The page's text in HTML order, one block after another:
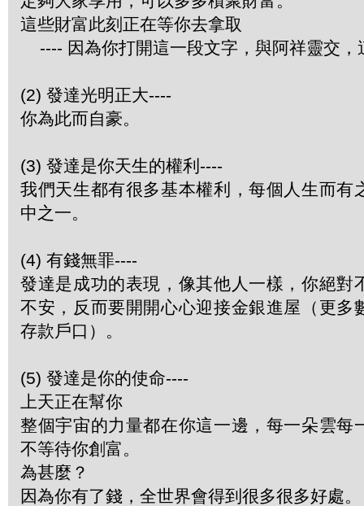
這些財富此刻正在等你去拿取
---- 因為你打開這一段文字，與阿祥靈交，
(2) 發達光明正大----
你為此而自豪。
(3) 發達是你天生的權利----
我們天生都有很多基本權利，每個人生而有
中之一。
(4) 有錢無罪----
發達是成功的表現，像其他人一樣，你絕對
不安，反而要開開心心迎接金銀進屋（更多
存款戶口）。
(5) 發達是你的使命----
上天正在幫你
整個宇宙的力量都在你這一邊，每一朵雲每
不等待你創富。
為甚麼？
因為你有了錢，全世界會得到很多很多好處。